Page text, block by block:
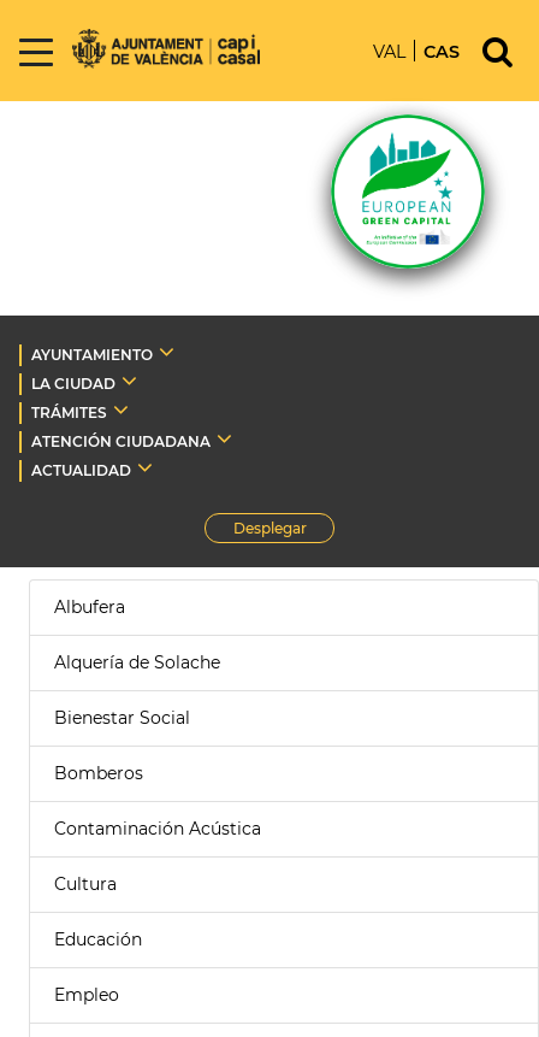
VAL CAS
AYUNTAMIENTO
LA CIUDAD
TRÁMITES
ATENCIÓN CIUDADANA
ACTUALIDAD
Desplegar
Albufera
Alquería de Solache
Bienestar Social
Bomberos
Contaminación Acústica
Cultura
Educación
Empleo